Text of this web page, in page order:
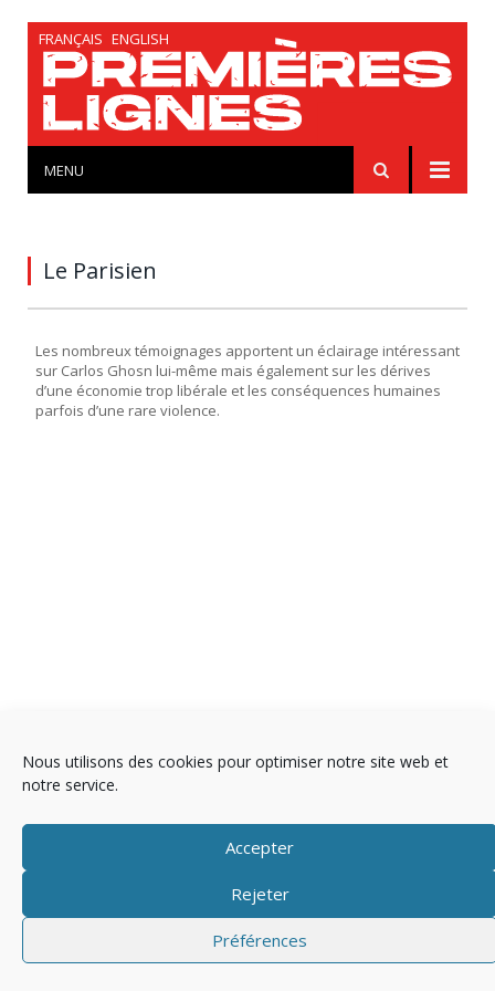
Nous utilisons des cookies pour optimiser notre site web et
notre service.
Accepter
Rejeter
Préférences
FRANÇAIS ENGLISH
MENU
Le Parisien
Les nombreux témoignages apportent un éclairage intéressant
sur Carlos Ghosn lui-même mais également sur les dérives
d’une économie trop libérale et les conséquences humaines
parfois d’une rare violence.